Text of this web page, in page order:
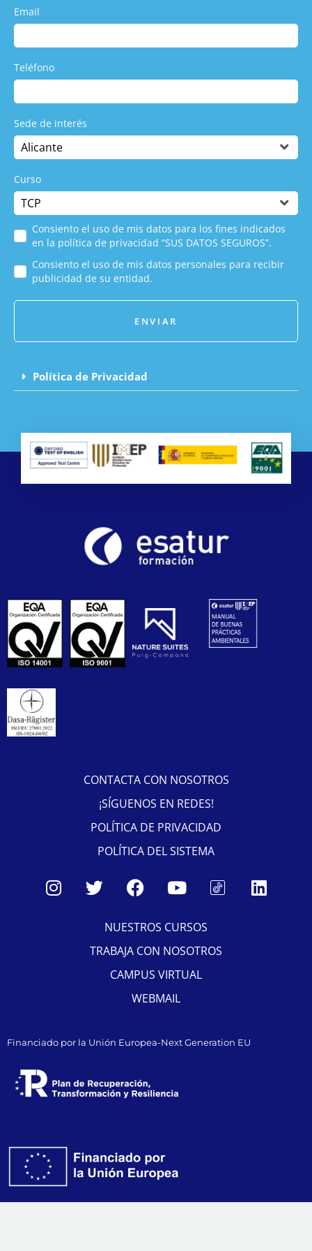
Email
Teléfono
Sede de interés
Curso
Consiento el uso de mis datos para los fines indicados
en la política de privacidad “SUS DATOS SEGUROS”.
Consiento el uso de mis datos personales para recibir
publicidad de su entidad.
ENVIAR
Política de Privacidad
CONTACTA CON NOSOTROS
¡SÍGUENOS EN REDES!
POLÍTICA DE PRIVACIDAD
POLÍTICA DEL SISTEMA
NUESTROS CURSOS
TRABAJA CON NOSOTROS
CAMPUS VIRTUAL
WEBMAIL
Financiado por la Unión Europea-Next Generation EU